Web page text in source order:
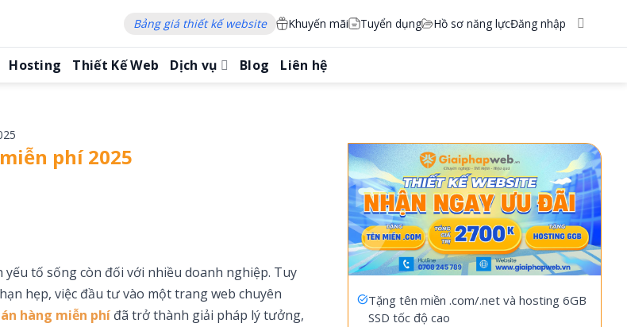
Bảng giá thiết kế website Khuyến mãi Tuyển dụng Hồ sơ năng lựcĐăng nhập
Hosting Thiết Kế Web Dịch vụ Blog Liên hệ
phí 2025
tố sống còn đối với nhiều doanh nghiệp. Tuy
hẹp, việc đầu tư vào một trang web chuyên
hàng miễn phí đã trở thành giải pháp lý tưởng,
Tặng tên miền .com/.net và hosting 6GB
SSD tốc độ cao